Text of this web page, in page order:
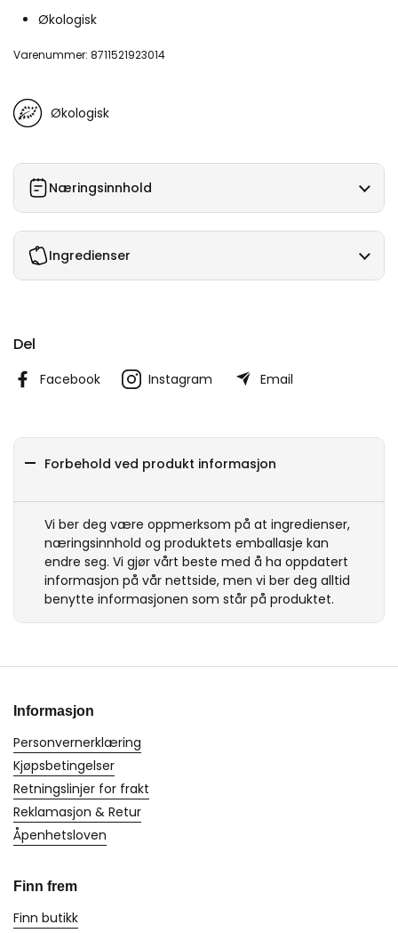
Økologisk
Varenummer: 8711521923014
Økologisk
Næringsinnhold
Ingredienser
Del
Facebook Instagram Email
Forbehold ved produkt informasjon
Vi ber deg være oppmerksom på at ingredienser,
næringsinnhold og produktets emballasje kan
endre seg. Vi gjør vårt beste med å ha oppdatert
informasjon på vår nettside, men vi ber deg alltid
benytte informasjonen som står på produktet.
Informasjon
Personvernerklæring
Kjøpsbetingelser
Retningslinjer for frakt
Reklamasjon & Retur
Åpenhetsloven
Finn frem
Finn butikk